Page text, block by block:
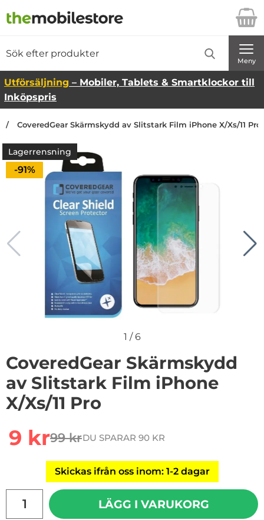
Startsidan för Danira Telecom AB
Meny
Utförsäljning – Mobiler, Tablets & Smartklockor till
Inköpspris
CoveredGear Skärmskydd av Slitstark Film iPhone X/Xs/11 Pro
Lagerrensning
Priset är nedsatt med
-91%
1 /6
CoveredGear Skärmskydd
av Slitstark Film iPhone
X/Xs/11 Pro
rea pris
9 krtidigare pris
99 krDU SPARAR 90 KR
Skickas ifrån oss inom: 1-2 dagar
LÄGG I VARUKORG